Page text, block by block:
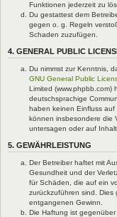
Funktionen jederzeit zu
Du gestattest dem
gegen o. g. Regeln
Schaden zuzufügen.
4. GENERAL PUBLIC
Du nimmst zur Kenntnis,
GNU General Public
Limited (www.phpbb.com)
deutschsprachige
haben keinen Einfluss auf
können insbesondere die
untersagen oder auf
5. GEWÄHRLEISTUNG
Der Betreiber haftet mit
Gesundheit und der
für Schäden, die auf ein
zurückzuführen sind. Dies
entgangenen Gewinn.
Die Haftung ist